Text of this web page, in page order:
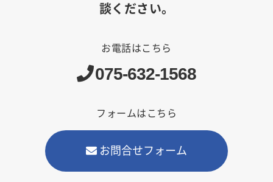
談ください。
お電話はこちら
075-632-1568
フォームはこちら
お問合せフォーム